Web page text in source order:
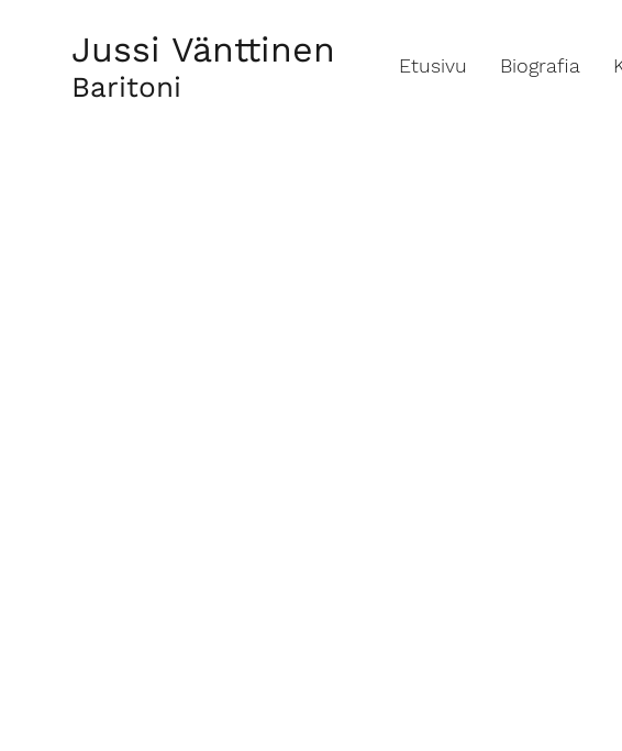
Jussi Vänttinen
Baritoni
Etusivu Biografia